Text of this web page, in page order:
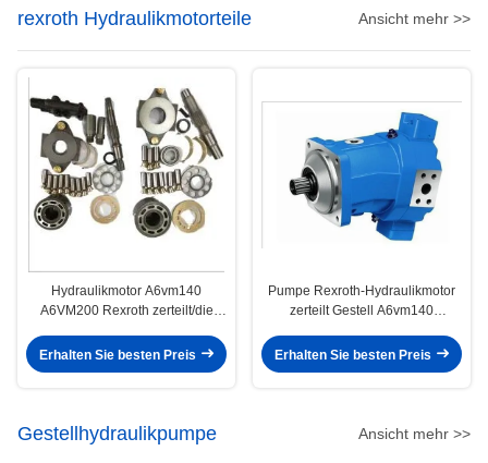
rexroth Hydraulikmotorteile Ansicht mehr >>
Hydraulikmotor A6vm140
A6VM200 Rexroth zerteilt/die
Erhalten Sie besten Preis
Pumpe Rexroth-Hydraulikmotor
zerteilt Gestell A6vm140
Erhalten Sie besten Preis
Gestellhydraulikpumpe Ansicht mehr >>